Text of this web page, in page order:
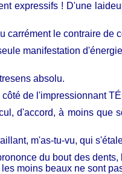
expressifs ! D'une
carrément le contraire de
manifestation
absolu.
de l'impressionnant
d'accord, à moins que
m'as-tu-vu, qui
du bout des
moins beaux ne sont